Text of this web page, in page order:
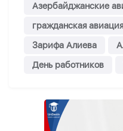
Азербайджанские
гражданская авиация
Зарифа Алиева
День работников